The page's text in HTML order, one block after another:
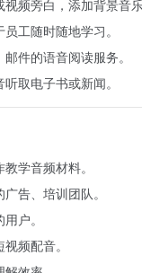
频旁白，添加背景音乐
工随时随地学习。
件的语音阅读服务。
取电子书或新闻。
学音频材料。
告、培训团队。
户。
频配音。